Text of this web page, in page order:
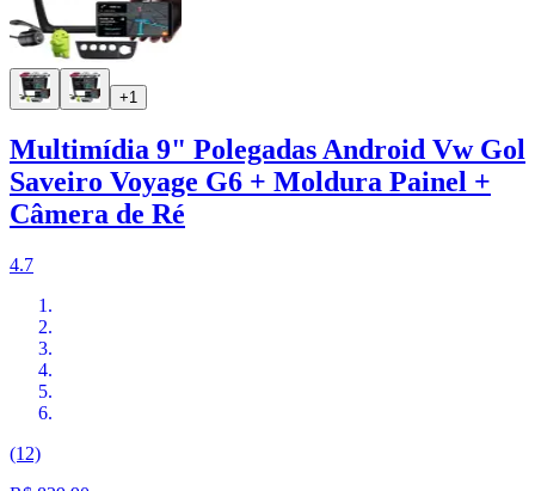
+1
Multimídia 9" Polegadas Android Vw Gol
Saveiro Voyage G6 + Moldura Painel +
Câmera de Ré
4.7
(12)